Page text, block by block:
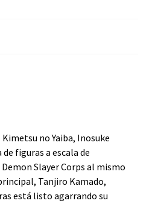
no Yaiba, Inosuke
figuras a escala de
Slayer Corps al mismo
Tanjiro Kamado,
está listo agarrando su